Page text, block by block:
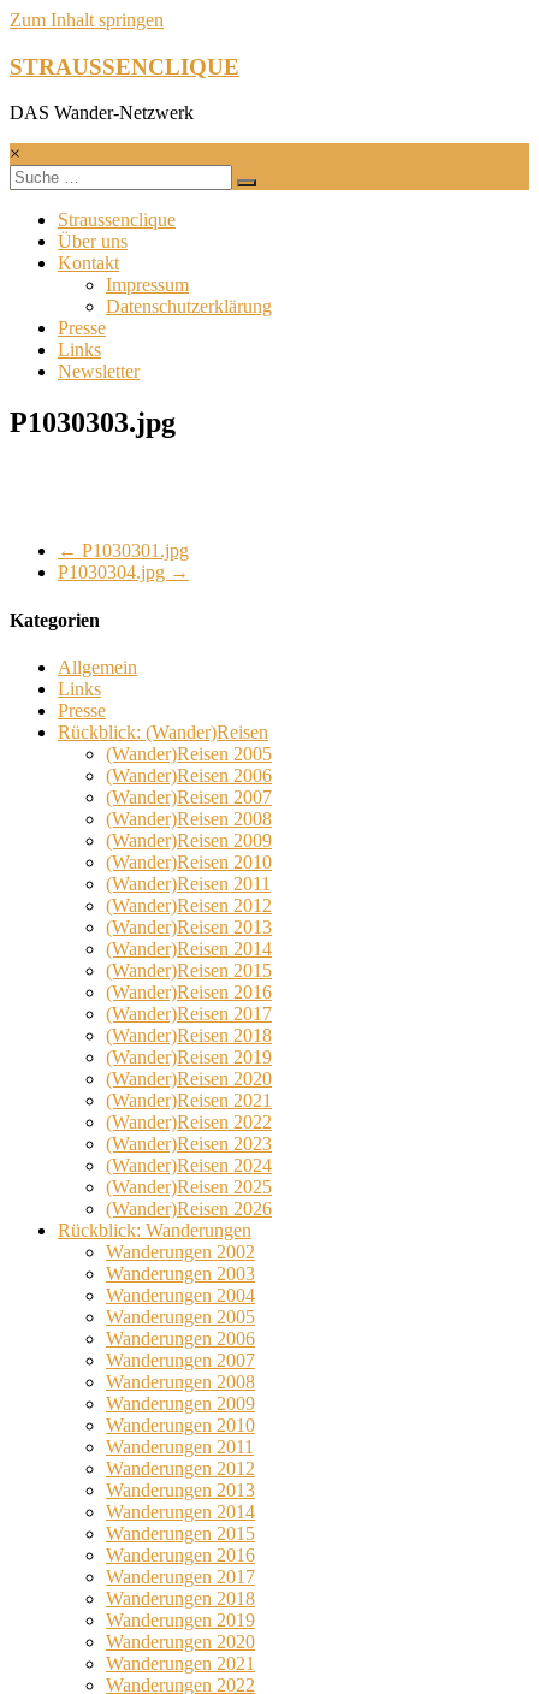
Zum Inhalt springen
STRAUSSENCLIQUE
DAS Wander-Netzwerk
×
Straussenclique
Über uns
Kontakt
Impressum
Datenschutzerklärung
Presse
Links
Newsletter
P1030303.jpg
← P1030301.jpg
P1030304.jpg →
Kategorien
Allgemein
Links
Presse
Rückblick: (Wander)Reisen
(Wander)Reisen 2005
(Wander)Reisen 2006
(Wander)Reisen 2007
(Wander)Reisen 2008
(Wander)Reisen 2009
(Wander)Reisen 2010
(Wander)Reisen 2011
(Wander)Reisen 2012
(Wander)Reisen 2013
(Wander)Reisen 2014
(Wander)Reisen 2015
(Wander)Reisen 2016
(Wander)Reisen 2017
(Wander)Reisen 2018
(Wander)Reisen 2019
(Wander)Reisen 2020
(Wander)Reisen 2021
(Wander)Reisen 2022
(Wander)Reisen 2023
(Wander)Reisen 2024
(Wander)Reisen 2025
(Wander)Reisen 2026
Rückblick: Wanderungen
Wanderungen 2002
Wanderungen 2003
Wanderungen 2004
Wanderungen 2005
Wanderungen 2006
Wanderungen 2007
Wanderungen 2008
Wanderungen 2009
Wanderungen 2010
Wanderungen 2011
Wanderungen 2012
Wanderungen 2013
Wanderungen 2014
Wanderungen 2015
Wanderungen 2016
Wanderungen 2017
Wanderungen 2018
Wanderungen 2019
Wanderungen 2020
Wanderungen 2021
Wanderungen 2022